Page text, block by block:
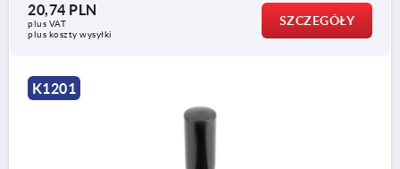
20,74 PLN
plus VAT
plus koszty wysyłki
SZCZEGÓŁY
K1201